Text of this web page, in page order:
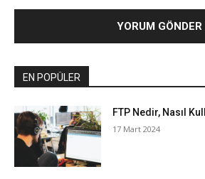
EN POPÜLER
FTP Nedir, Nasıl
17 Mart 2024